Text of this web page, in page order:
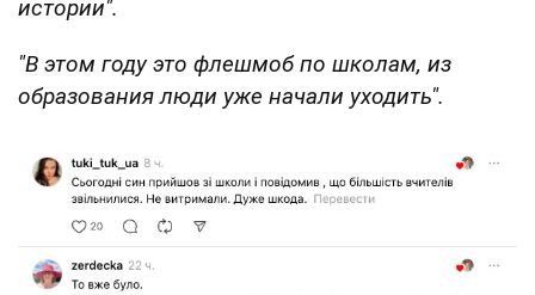
истории".
"В этом году это флешмоб по школам, из
образования люди уже начали уходить".